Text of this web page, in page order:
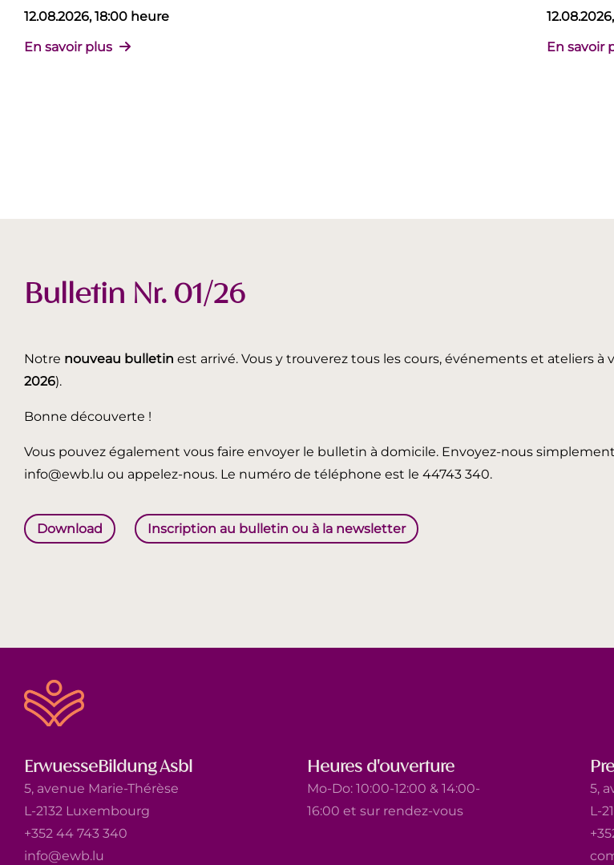
12.08.2026, 18:00 heure
En savoir plus
En savoir
Bulletin Nr. 01/26
Notre nouveau bulletin est arrivé. Vous y trouverez tous les cours, événements et ateliers à
2026).
Bonne découverte !
Vous pouvez également vous faire envoyer le bulletin à domicile. Envoyez-nous
info@ewb.lu ou appelez-nous. Le numéro de téléphone est le 44743 340.
Download Inscription au bulletin ou à la newsletter
ErwuesseBildung Asbl
5, avenue Marie-Thérèse
L-2132 Luxembourg
+352 44 743 340
info@ewb.lu
Heures d'ouverture
Mo-Do: 10:00-12:00 & 14:00-
16:00 et sur rendez-vous
5,
L-